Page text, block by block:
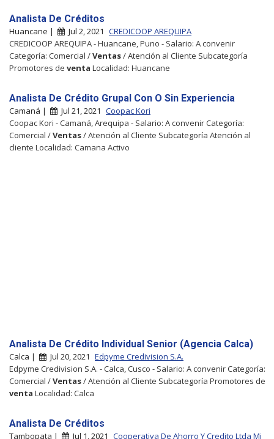
Analista De Créditos
Huancane | Jul 2, 2021 CREDICOOP AREQUIPA
CREDICOOP AREQUIPA - Huancane, Puno - Salario: A convenir
Categoría: Comercial /Ventas/ Atención al Cliente Subcategoría
Promotores de venta Localidad: Huancane
Analista De Crédito Grupal Con O Sin Experiencia
Camaná | Jul 21, 2021 Coopac Kori
Coopac Kori - Camaná, Arequipa - Salario: A convenir Categoría:
Comercial /Ventas/ Atención al Cliente Subcategoría Atención al
cliente Localidad: Camana Activo
Analista De Crédito Individual Senior (Agencia Calca)
Calca | Jul 20, 2021 Edpyme Credivision S.A.
Edpyme Credivision S.A. - Calca, Cusco - Salario: A convenir Categoría:
Comercial /Ventas/ Atención al Cliente Subcategoría Promotores de
venta Localidad: Calca
Analista De Créditos
Tambopata | Jul 1, 2021 Cooperativa De Ahorro Y Credito Ltda Mi